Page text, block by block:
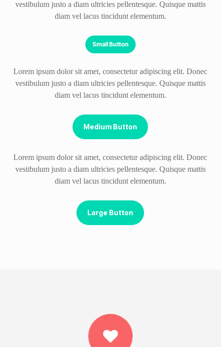
vestibulum justo a diam ultricies pellentesque. Quisque mattis
diam vel lacus tincidunt elementum.
Small Button
Lorem ipsum dolor sit amet, consectetur adipiscing elit. Donec
vestibulum justo a diam ultricies pellentesque. Quisque mattis
diam vel lacus tincidunt elementum.
Medium Button
Lorem ipsum dolor sit amet, consectetur adipiscing elit. Donec
vestibulum justo a diam ultricies pellentesque. Quisque mattis
diam vel lacus tincidunt elementum.
Large Button